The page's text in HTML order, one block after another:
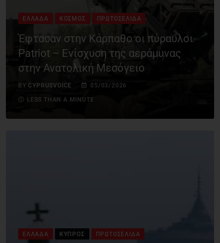
ΕΛΛΆΔΑ ΚΌΣΜΟΣ ΠΡΩΤΟΣΈΛΙΔΑ
Έφτασαν στην Κάρπαθο οι πύραυλοι
Patriot – Ενίσχυση της αεράμυνας
στην Ανατολική Μεσόγειο
BY CYPRUSVOICE 05/03/2026
LESS THAN A MINUTE
ΕΛΛΆΔΑ ΚΎΠΡΟΣ ΠΡΩΤΟΣΈΛΙΔΑ